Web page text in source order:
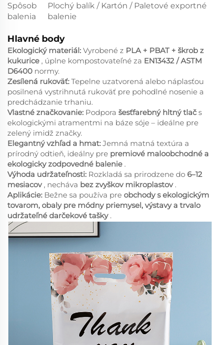
Spôsob
balenia
Plochý balík / Kartón / Paletové exportné
balenie
Hlavné body
Ekologický materiál: Vyrobené z PLA + PBAT + škrob z
kukurice , úplne kompostovateľné za EN13432 / ASTM
D6400 normy.
Zesílená rukoväť: Tepelne uzatvorená alebo náplasťou
posilnená vystrihnutá rukoväť pre pohodlné nosenie a
predchádzanie trhaniu.
Vlastné značkovanie: Podpora šesťfarebný hltný tlačs
ekologickými atramentmi na báze sóje – ideálne pre
zelený imidž značky.
Elegantný vzhľad a hmat: Jemná matná textúra a
prírodný odtieň, ideálny pre premiové maloobchodné a
ekologicky zodpovedné balenie .
Výhoda udržateľnosti: Rozkladá sa prirodzene do 6–12
mesiacov , necháva bez zvyškov mikroplastov .
Aplikácie: Bežne sa používa pre obchody s ekologickým
tovarom, obaly pre módny priemysel, výstavy a trvalo
udržateľné darčekové tašky .